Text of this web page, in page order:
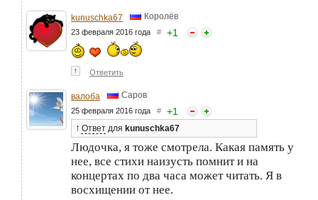
kunuschka67 Королёв
23 февраля 2016 года # +1
↑ Ответить
валоба Саров
25 февраля 2016 года # +1
↑ Ответ для kunuschka67
Людочка, я тоже смотрела. Какая память у
нее, все стихи наизусть помнит и на
концертах по два часа может читать. Я в
восхищении от нее.